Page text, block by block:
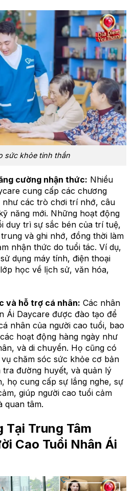
sức khỏe tinh thần
cường nhận thức: Nhiều
cung cấp các chương
các trò chơi trí nhớ, câu
năng mới. Những hoạt động
duy trì sự sắc bén của trí tuệ,
và ghi nhớ, đồng thời làm
nhận thức do tuổi tác. Ví dụ,
dụng máy tính, điện thoại
học về lịch sử, văn hóa,
và hỗ trợ cá nhân: Các nhân
Ái Daycare được đào tạo để
nhân của người cao tuổi, bao
hoạt động hàng ngày như
và di chuyển. Họ cũng có
chăm sóc sức khỏe cơ bản
đường huyết, và quản lý
họ cung cấp sự lắng nghe, sự
giúp người cao tuổi cảm
quan tâm.
Tại Trung Tâm
Cao Tuổi Nhân Ái